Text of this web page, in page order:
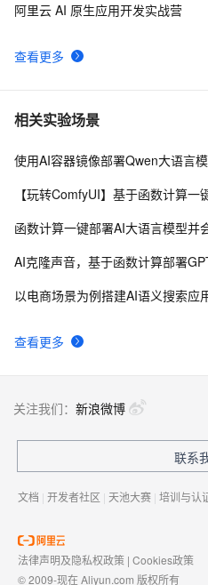
查看更多
阿里云 AI 原生应用开发实战营
相关实验场景
查看更多
使用AI容器镜像部署Qwen大语言
【玩转ComfyUI】基于函数计算
函数计算一键部署AI大语言模型并
AI克隆声音，基于函数计算部署
以电商场景为例搭建AI语义搜索应
关注我们： 新浪微博
联系
文档 | 开发者社区 | 天池大赛 | 培训与认
法律声明及隐私权政策 | Cookies政策
© 2009-现在 Aliyun.com 版权所有